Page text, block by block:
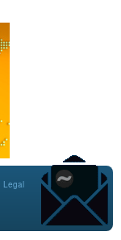
Legal